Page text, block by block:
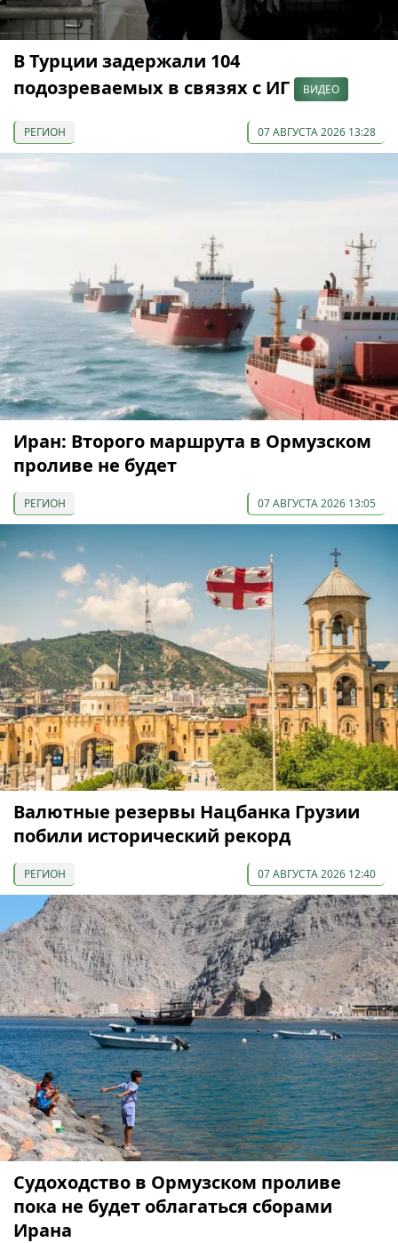
В Турции задержали 104
подозреваемых в связях с ИГ
ВИДЕО
РЕГИОН 07 АВГУСТА 2026 13:28
Иран: Второго маршрута в Ормузском
проливе не будет
РЕГИОН 07 АВГУСТА 2026 13:05
Валютные резервы Нацбанка Грузии
побили исторический рекорд
РЕГИОН 07 АВГУСТА 2026 12:40
Судоходство в Ормузском проливе
пока не будет облагаться сборами
Ирана